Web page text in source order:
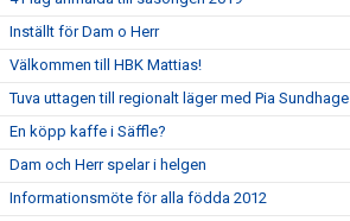
Inställt för Dam o Herr
Välkommen till HBK Mattias!
Tuva uttagen till regionalt läger med Pia Sundhage
En köpp kaffe i Säffle?
Dam och Herr spelar i helgen
Informationsmöte för alla födda 2012